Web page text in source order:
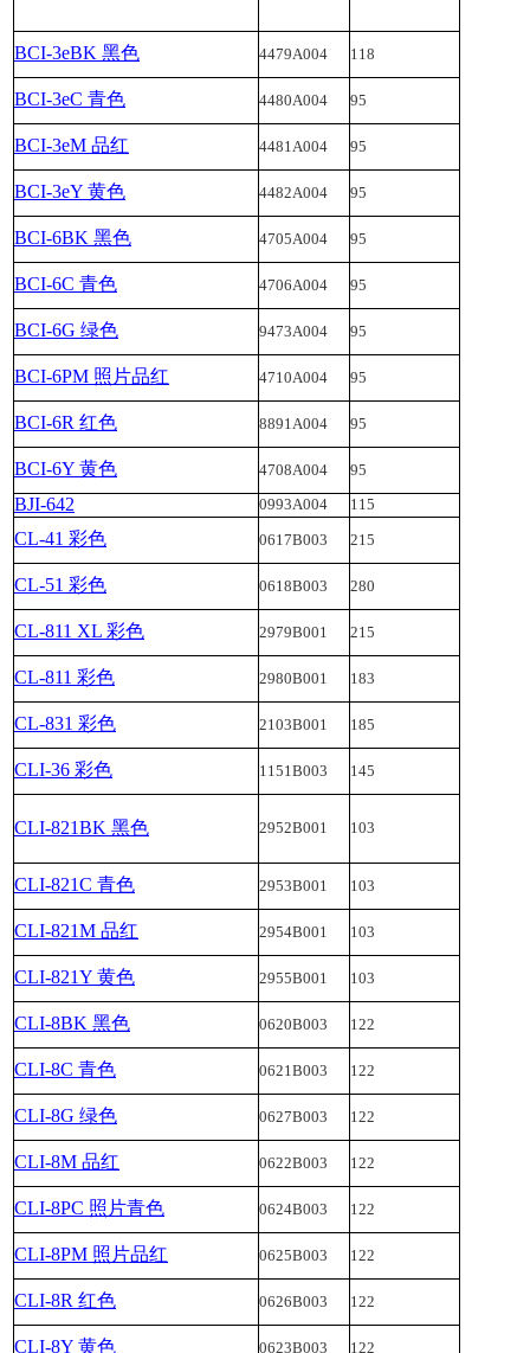
BCI-3eBK 黑色 4479A004 118
BCI-3eC 青色 4480A004 95
BCI-3eM 品红 4481A004 95
BCI-3eY 黄色 4482A004 95
BCI-6BK 黑色 4705A004 95
BCI-6C 青色 4706A004 95
BCI-6G 绿色 9473A004 95
BCI-6PM 照片品红 4710A004 95
BCI-6R 红色 8891A004 95
BCI-6Y 黄色 4708A004 95
BJI-642 0993A004 115
CL-41 彩色 0617B003 215
CL-51 彩色 0618B003 280
CL-811 XL 彩色 2979B001 215
CL-811 彩色 2980B001 183
CL-831 彩色 2103B001 185
CLI-36 彩色 1151B003 145
CLI-821BK 黑色 2952B001 103
CLI-821C 青色 2953B001 103
CLI-821M 品红 2954B001 103
CLI-821Y 黄色 2955B001 103
CLI-8BK 黑色 0620B003 122
CLI-8C 青色 0621B003 122
CLI-8G 绿色 0627B003 122
CLI-8M 品红 0622B003 122
CLI-8PC 照片青色 0624B003 122
CLI-8PM 照片品红 0625B003 122
CLI-8R 红色 0626B003 122
CLI-8Y 黄色 0623B003 122